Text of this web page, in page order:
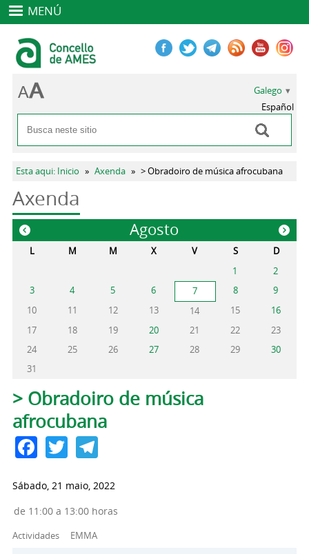
MENÚ
Formulario de busca
Buscar
Galego
Español
Vostede está aquí
Esta aqui: Inicio » Axenda » > Obradoiro de música afrocubana
Axenda
Agosto
« »
L M M X V S
D
1
2
3
4 5 6 7 8
9
10
11 12 13 14 15
16
17
18 19 20 21 22
23
24
25 26 27 28 29
30
31
Pestanas principais
> Obradoiro de música
afrocubana
Facebook
TwitterTelegram
Sábado, 21 maio, 2022
de 11:00 a 13:00 horas
Actividades EMMA